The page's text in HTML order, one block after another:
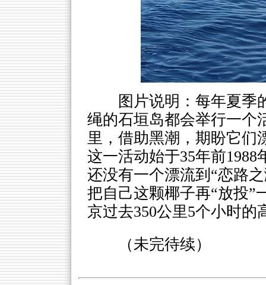
图片说明：每年夏季
绳的石垣岛都会举行一个
里，借助黑潮，期盼它们
这一活动始于35年前1988
还没有一个漂流到“恋路
把自己这颗椰子再“放投”
京过去350公里5个小时的
（未完待续）